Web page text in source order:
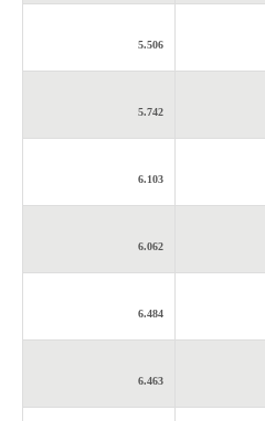
5.506
5.742
6.103
6.062
6.484
6.463